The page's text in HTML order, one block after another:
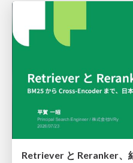
Retriever と Reranker、